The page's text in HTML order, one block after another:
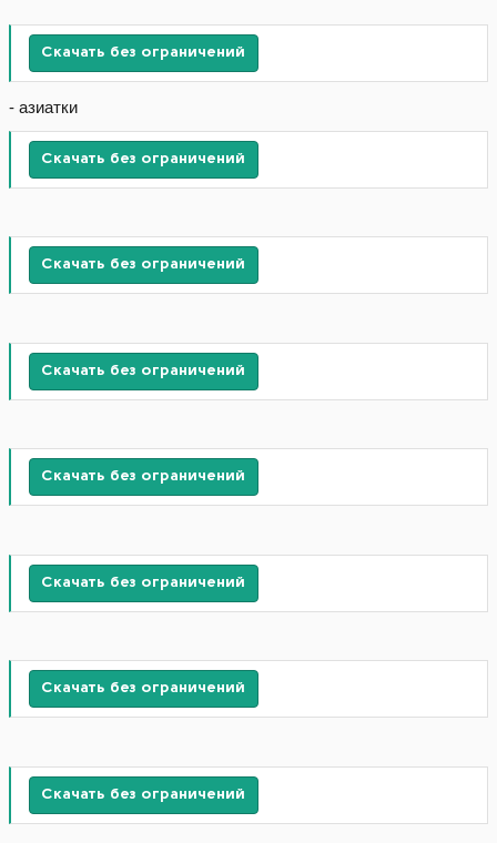
Скачать без ограничений
- азиатки
Скачать без ограничений
Скачать без ограничений
Скачать без ограничений
Скачать без ограничений
Скачать без ограничений
Скачать без ограничений
Скачать без ограничений